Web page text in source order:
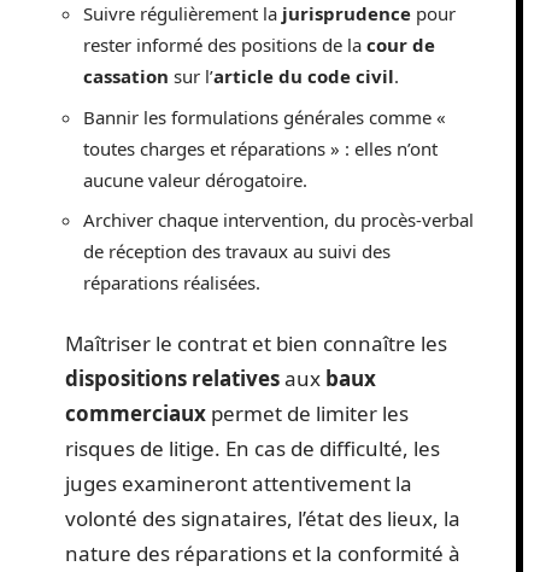
Suivre régulièrement la jurisprudence pour
rester informé des positions de la cour de
cassation sur l’article du code civil.
Bannir les formulations générales comme «
toutes charges et réparations » : elles n’ont
aucune valeur dérogatoire.
Archiver chaque intervention, du procès-verbal
de réception des travaux au suivi des
réparations réalisées.
Maîtriser le contrat et bien connaître les
dispositions relativesaux baux
commerciaux permet de limiter les
risques de litige. En cas de difficulté, les
juges examineront attentivement la
volonté des signataires, l’état des lieux, la
nature des réparations et la conformité à